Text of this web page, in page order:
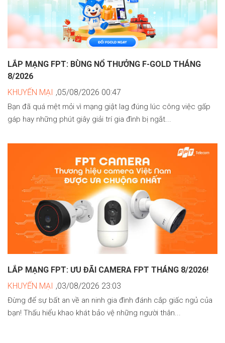
LẮP MẠNG FPT: BÙNG NỔ THƯỞNG F-GOLD THÁNG
8/2026
KHUYẾN MẠI ,05/08/2026 00:47
Bạn đã quá mệt mỏi vì mạng giật lag đúng lúc công việc gấp
gáp hay những phút giây giải trí gia đình bị ngắt...
LẮP MẠNG FPT: ƯU ĐÃI CAMERA FPT THÁNG 8/2026!
KHUYẾN MẠI ,03/08/2026 23:03
Đừng để sự bất an về an ninh gia đình đánh cắp giấc ngủ của
bạn! Thấu hiểu khao khát bảo vệ những người thân...